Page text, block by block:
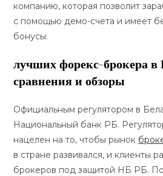
компанию, которая позволит
с помощью демо-счета и имеет
бонусы.
лучших форекс-брокера в
сравнения и обзоры
Официальным регулятором в
Национальный банк РБ.
нацелен на то, чтобы рынок
в стране развивался, и клиенты
брокеров под защитой НБ РБ.